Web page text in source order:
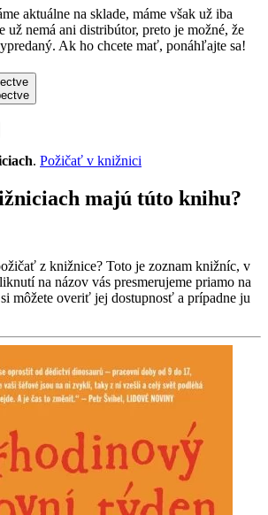
aktuálne na sklade, máme však už iba
už nemá ani distribútor, preto je možné, že
Ak ho chcete mať, ponáhľajte sa!
. Požičať v knižnici
majú túto knihu?
z knižnice? Toto je zoznam knižníc, v
na názov vás presmerujeme priamo na
môžete overiť jej dostupnosť a prípadne ju